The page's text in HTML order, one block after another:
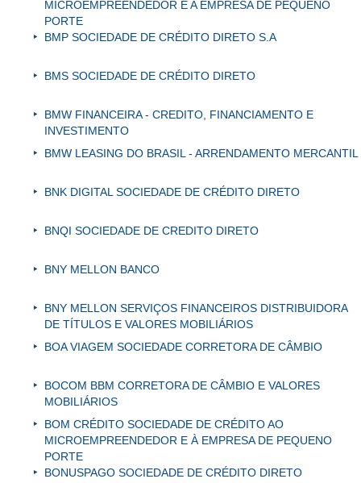
MICROEMPREENDEDOR E A EMPRESA DE PEQUENO
PORTE
BMP SOCIEDADE DE CRÉDITO DIRETO S.A
BMS SOCIEDADE DE CRÉDITO DIRETO
BMW FINANCEIRA - CREDITO, FINANCIAMENTO E
INVESTIMENTO
BMW LEASING DO BRASIL - ARRENDAMENTO MERCANTIL
BNK DIGITAL SOCIEDADE DE CRÉDITO DIRETO
BNQI SOCIEDADE DE CREDITO DIRETO
BNY MELLON BANCO
BNY MELLON SERVIÇOS FINANCEIROS DISTRIBUIDORA
DE TÍTULOS E VALORES MOBILIÁRIOS
BOA VIAGEM SOCIEDADE CORRETORA DE CÂMBIO
BOCOM BBM CORRETORA DE CÂMBIO E VALORES
MOBILIÁRIOS
BOM CRÉDITO SOCIEDADE DE CRÉDITO AO
MICROEMPREENDEDOR E À EMPRESA DE PEQUENO
PORTE
BONUSPAGO SOCIEDADE DE CRÉDITO DIRETO